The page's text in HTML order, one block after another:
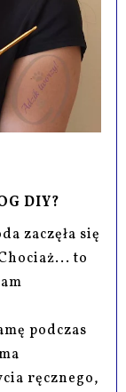
DIY?
zaczęła się
to
podczas
ręcznego,